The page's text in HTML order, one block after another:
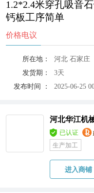
1.2*2.4米穿孔吸音
钙板工序简单
价格电议
所在地：
河北 石家庄
发货期：
3天
发布时间 ：
2025-06-25
河北华江机
已认证
生产加工
进入商铺